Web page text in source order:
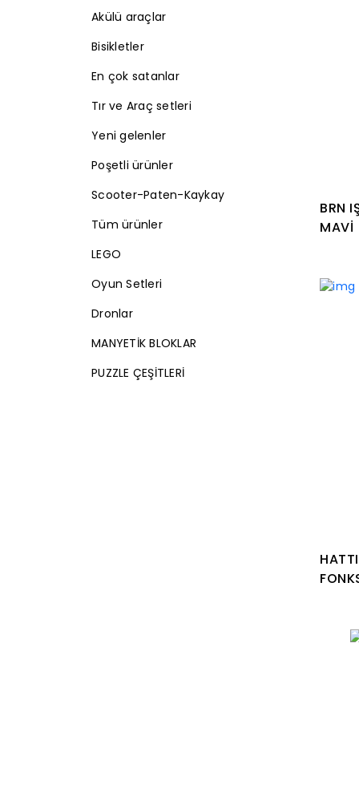
BRN
MAVİ
Akülü araçlar
Bisikletler
En çok satanlar
Tır ve Araç setleri
Yeni gelenler
Poşetli ürünler
Scooter-Paten-Kaykay
Tüm ürünler
LEGO
Oyun Setleri
Dronlar
MANYETİK BLOKLAR
PUZZLE ÇEŞİTLERİ